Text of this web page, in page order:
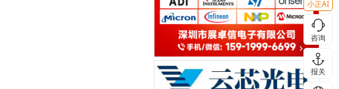
小正AI
咨询
报关